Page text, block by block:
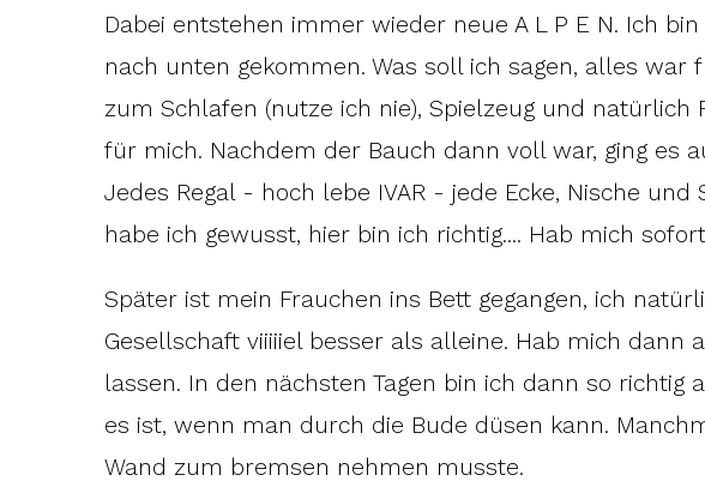
Dabei entstehen immer wieder neue A L P E N. Ich
nach unten gekommen. Was soll ich sagen, alles war
zum Schlafen (nutze ich nie), Spielzeug und
für mich. Nachdem der Bauch dann voll war, ging es
Jedes Regal - hoch lebe IVAR - jede Ecke, Nische
habe ich gewusst, hier bin ich richtig.... Hab mich
Später ist mein Frauchen ins Bett gegangen, ich
Gesellschaft viiiiiel besser als alleine. Hab mich
lassen. In den nächsten Tagen bin ich dann so
es ist, wenn man durch die Bude düsen kann.
Wand zum bremsen nehmen musste.